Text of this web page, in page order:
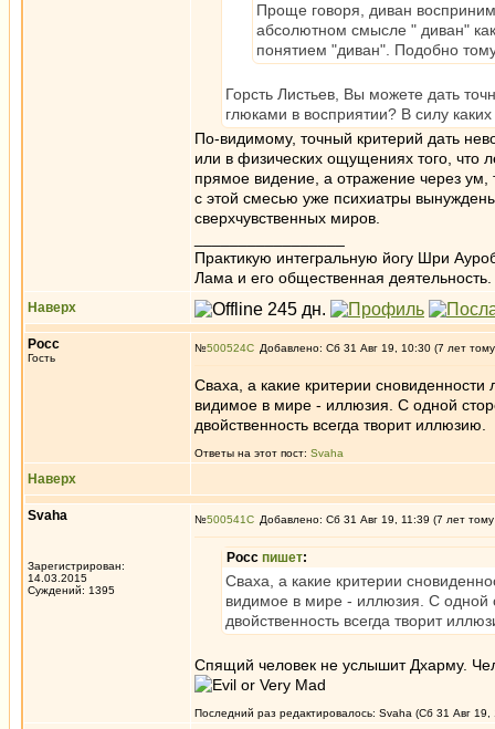
Проще говоря, диван
абсолютном смысле " диван"
понятием "диван". Подобно
Горсть Листьев, Вы можете дать
глюками в восприятии? В силу
По-видимому, точный критерий дать
или в физических ощущениях того, что
прямое видение, а отражение через
с этой смесью уже психиатры
сверхчувственных миров.
Практикую интегральную йогу Шри
Лама и его общественная деятельность.
Наверх
Росс
Гость
№500524 Добавлено: Сб 31 Авг 19, 10:30 (7 лет
Сваха, а какие критерии сновиденности
видимое в мире - иллюзия. С одной
двойственность всегда творит иллюзию.
Ответы на этот пост: Svaha
Наверх
Svaha
Зарегистрирован:
14.03.2015
Суждений: 1395
№500541 Добавлено: Сб 31 Авг 19, 11:39 (7 лет
Росс пишет:
Сваха, а какие критерии
видимое в мире - иллюзия. С одной
двойственность всегда творит
Спящий человек не услышит Дхарму.
Последний раз редактировалось: Svaha (Сб 31 Авг 19,